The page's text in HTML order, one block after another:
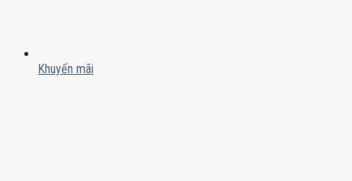
Khuyến mãi